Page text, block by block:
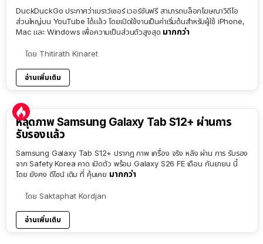
DuckDuckGo ประกาศว่าเบราว์เซอร์ เวอร์ชันฟรี สามารถบล็อกโฆษณาวิดีโอ
ส่วนใหญ่บน YouTube ได้แล้ว โดยเปิดใช้งานเป็นค่าเริ่มต้นสำหรับผู้ใช้ iPhone,
Mac และ Windows เพื่อความเป็นส่วนตัวสูงสุด มากกว่า
โดย Thitirath Kinaret
อ่านเพิ่มเติม
หลุดภาพ Samsung Galaxy Tab S12+ ผ่านการ
รับรองแล้ว
Samsung Galaxy Tab S12+ ปรากฏ ภาพ เครื่อง จริง หลัง ผ่าน การ รับรอง
จาก Safety Korea คาด เปิดตัว พร้อม Galaxy S26 FE เดือน กันยายน นี้
โดย ยังคง ดีไซน์ เดิม ที่ คุ้นเคย มากกว่า
โดย Saktaphat Kordjan
อ่านเพิ่มเติม